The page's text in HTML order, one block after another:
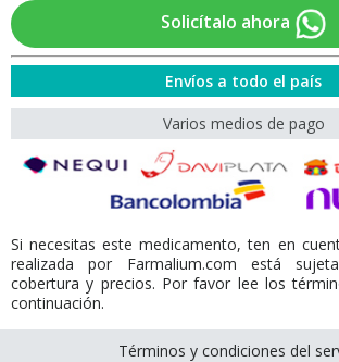
Solicítalo ahora
Envíos a todo el país
Varios medios de pago
Si necesitas este medicamento, ten en
realizada por Farmalium.com está
cobertura y precios. Por favor lee los
continuación.
Términos y condiciones del